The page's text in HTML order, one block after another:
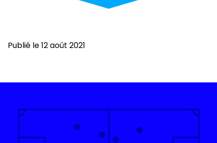
Publié le 12 août 2021